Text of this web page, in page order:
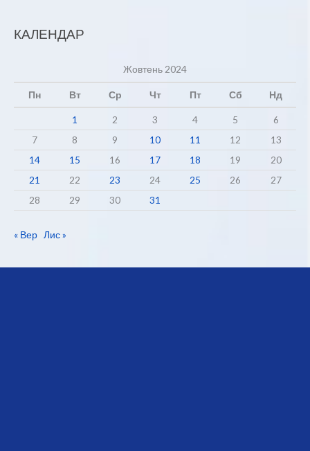
КАЛЕНДАР
Жовтень 2024
Пн Вт Ср Чт Пт Сб Нд
1 2 3 4 5
6
7
8 9 10 11 12
13
14
15 16 17 18 19
20
21
22 23 24 25 26
27
28
29 30 31
« Вер Лис »